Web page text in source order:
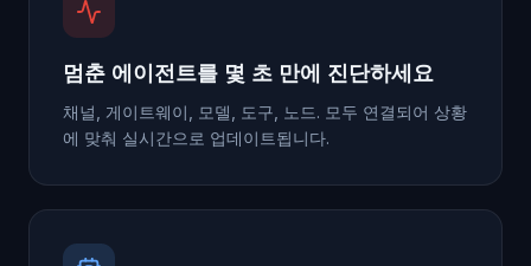
멈춘 에이전트를 몇 초 만에 진단하세요
채널, 게이트웨이, 모델, 도구, 노드. 모두 연결되어 상황
에 맞춰 실시간으로 업데이트됩니다.